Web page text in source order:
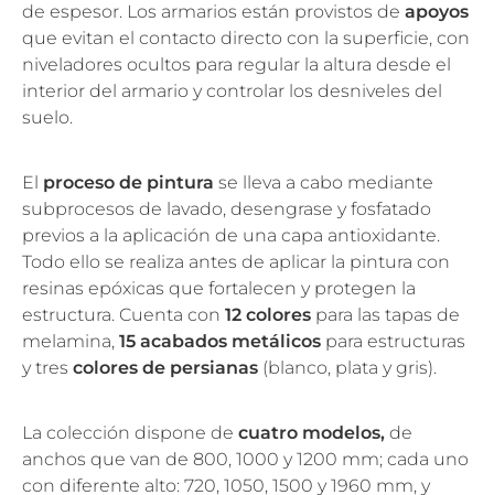
de espesor. Los armarios están provistos de apoyos
que evitan el contacto directo con la superficie, con
niveladores ocultos para regular la altura desde el
interior del armario y controlar los desniveles del
suelo.
El proceso de pintura se lleva a cabo mediante
subprocesos de lavado, desengrase y fosfatado
previos a la aplicación de una capa antioxidante.
Todo ello se realiza antes de aplicar la pintura con
resinas epóxicas que fortalecen y protegen la
estructura. Cuenta con 12 colores para las tapas de
melamina, 15 acabados metálicos para estructuras
y tres colores de persianas (blanco, plata y gris).
La colección dispone de cuatro modelos, de
anchos que van de 800, 1000 y 1200 mm; cada uno
con diferente alto: 720, 1050, 1500 y 1960 mm, y